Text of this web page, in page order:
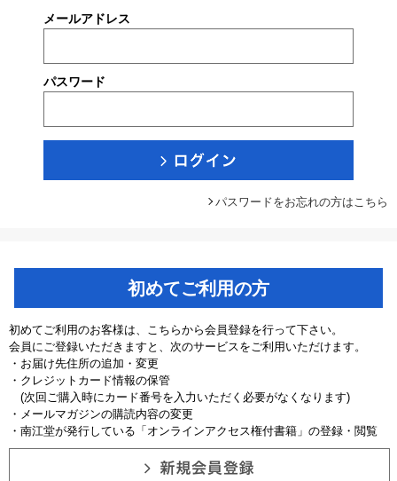
メールアドレス
パスワード
パスワードをお忘れの方はこちら
初めてご利用の方
初めてご利用のお客様は、こちらから会員登録を行って下さい。
会員にご登録いただきますと、次のサービスをご利用いただけます。
・お届け先住所の追加・変更
・クレジットカード情報の保管
(次回ご購入時にカード番号を入力いただく必要がなくなります)
・メールマガジンの購読内容の変更
・南江堂が発行している「オンラインアクセス権付書籍」の登録・閲覧